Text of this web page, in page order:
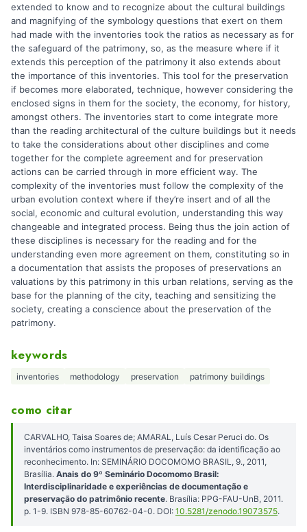
extended to know and to recognize about the cultural buildings
and magnifying of the symbology questions that exert on them
had made with the inventories took the ratios as necessary as for
the safeguard of the patrimony, so, as the measure where if it
extends this perception of the patrimony it also extends about
the importance of this inventories. This tool for the preservation
if becomes more elaborated, technique, however considering the
enclosed signs in them for the society, the economy, for history,
amongst others. The inventories start to come integrate more
than the reading architectural of the culture buildings but it needs
to take the considerations about other disciplines and come
together for the complete agreement and for preservation
actions can be carried through in more efficient way. The
complexity of the inventories must follow the complexity of the
urban evolution context where if they’re insert and of all the
social, economic and cultural evolution, understanding this way
changeable and integrated process. Being thus the join action of
these disciplines is necessary for the reading and for the
understanding even more agreement on them, constituting so in
a documentation that assists the proposes of preservations an
valuations by this patrimony in this urban relations, serving as the
base for the planning of the city, teaching and sensitizing the
society, creating a conscience about the preservation of the
patrimony.
keywords
inventories methodology preservation patrimony buildings
como citar
CARVALHO, Taisa Soares de; AMARAL, Luís Cesar Peruci do. Os
inventários como instrumentos de preservação: da identificação ao
reconhecimento. In: SEMINÁRIO DOCOMOMO BRASIL, 9., 2011,
Brasília. Anais do 9º Seminário Docomomo Brasil:
Interdisciplinaridade e experiências de documentação e
preservação do patrimônio recente. Brasília: PPG-FAU-UnB, 2011.
p. 1-9. ISBN 978-85-60762-04-0. DOI: 10.5281/zenodo.19073575.